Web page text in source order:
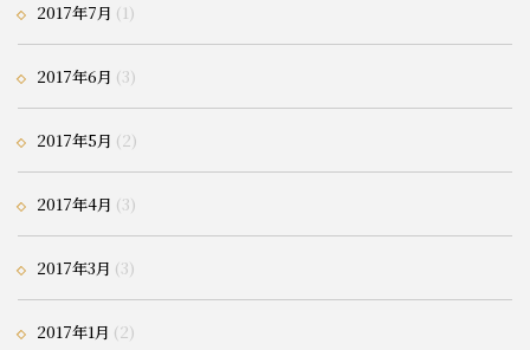
2017年7月 (1)
2017年6月 (3)
2017年5月 (2)
2017年4月 (3)
2017年3月 (3)
2017年1月 (2)